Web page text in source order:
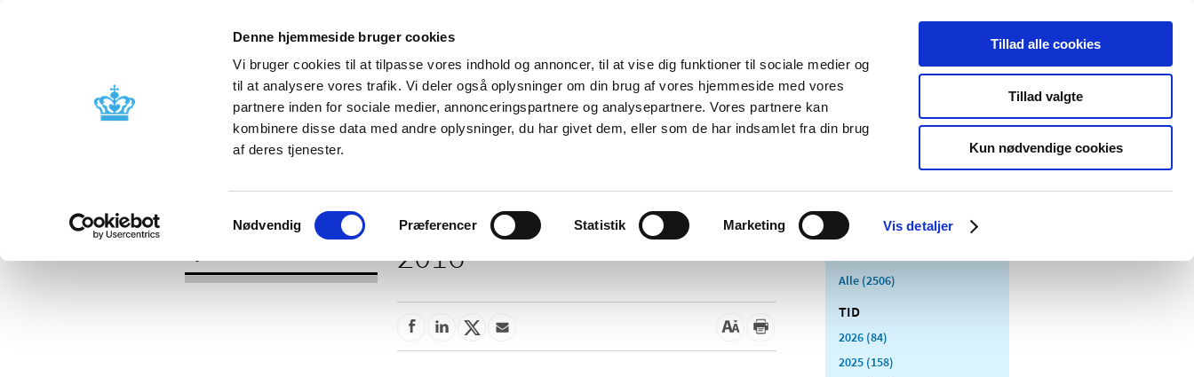
Denne hjemmeside bruger cookies
Vi bruger cookies til at tilpasse vores indhold og annoncer, til at vise dig funktioner til sociale medier og
til at analysere vores trafik. Vi deler også oplysninger om din brug af vores hjemmeside med vores
partnere inden for sociale medier, annonceringspartnere og analysepartnere. Vores partnere kan
kombinere disse data med andre oplysninger, du har givet dem, eller som de har indsamlet fra din brug
af deres tjenester.
Samtykkevalg
Nødvendig Præferencer Statistik Marketing Vis detaljer
Tillad alle cookies
Tillad valgte
Kun nødvendige cookies
Nyheder Om os Kontakt Udgivelser
Godkendelse og
Bivirkninger og
produktinformation
Tilskud og
Apoteker og salg af
Medicinsk
Særlige
produktområder
2016
Alle (2506)
TID
2026 (84)
2025 (158)